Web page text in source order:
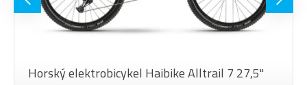
Horský elektrobicykel Haibike Alltrail 7 27,5"